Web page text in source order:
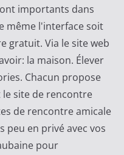
importants dans
même l'interface soit
gratuit. Via le site web
la maison. Élever
Chacun propose
site de rencontre
de rencontre amicale
peu en privé avec vos
pour